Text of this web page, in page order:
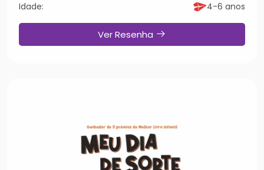
Idade: 4-6 anos
Ver Resenha